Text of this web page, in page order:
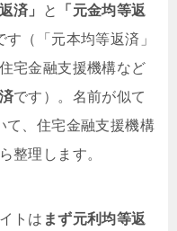
済」 と
「元金均等返
（「元本均等返済」
宅金融支援機構など
です）。名前が似て
て、住宅金融支援機構
整理します。
トは まず元利均等返